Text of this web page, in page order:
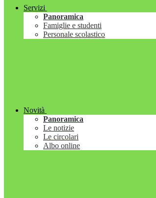
Servizi
Panoramica
Famiglie e studenti
Personale scolastico
Novità
Panoramica
Le notizie
Le circolari
Albo online